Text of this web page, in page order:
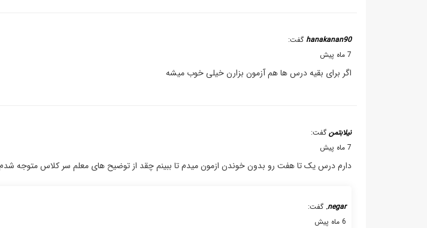
hanakanan90 گفت:
7 ماه پیش
اگر برای بقیه درس ها هم آزمون بزارن خیلی خوب میشه
نیلابتمن گفت:
7 ماه پیش
دارم درس یک تا هفت رو بدون خوندن ازمون میدم تا ببینم چقد از توضیح های معلم سر کلاس متوجه
negar. گفت:
6 ماه پیش